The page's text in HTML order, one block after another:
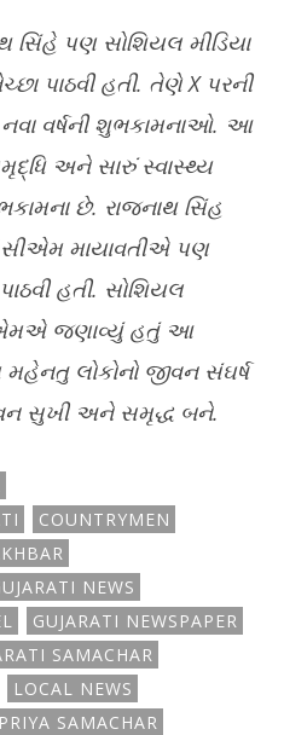
સિંહે પણ સોશિયલ મીડિયા
પાઠવી હતી. તેણે X પરની
વર્ષની શુભકામનાઓ. આ
અને સારું સ્વાસ્થ્ય
છે. રાજનાથ સિંહ
સીએમ માયાવતીએ પણ
હતી. સોશિયલ
જણાવ્યું હતું આ
લોકોનો જીવન સંઘર્ષ
સુખી અને સમૃદ્ધ બને.
COUNTRYMEN
NEWS
GUJARATI NEWSPAPER
SAMACHAR
LOCAL NEWS
SAMACHAR